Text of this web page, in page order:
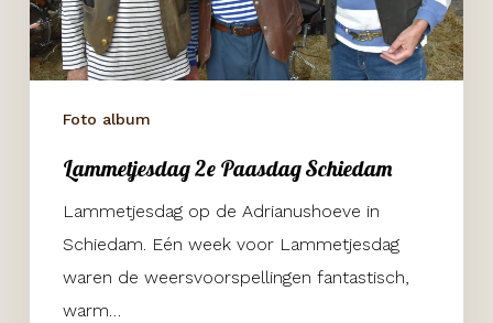
Foto album
Lammetjesdag 2e Paasdag Schiedam
Lammetjesdag op de Adrianushoeve in
Schiedam. Eén week voor Lammetjesdag
waren de weersvoorspellingen fantastisch,
warm…